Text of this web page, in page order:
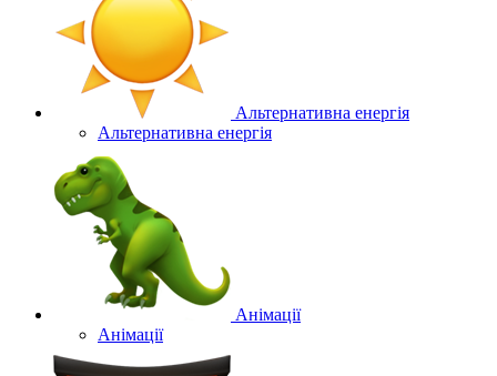
Альтернативна енергія
Альтернативна енергія
Анімації
Анімації